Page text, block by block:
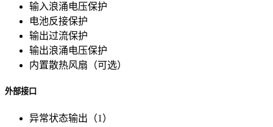
输入浪涌电压保护
电池反接保护
输出过流保护
输出浪涌电压保护
内置散热风扇（可选）
外部接口
异常状态输出（1）